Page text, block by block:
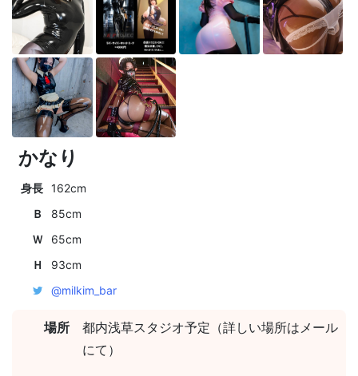
かなり
身長 162cm
Ｂ
85cm
Ｗ
65cm
Ｈ
93cm
@milkim_bar
場所
都内浅草スタジオ予定（詳しい場所はメール
にて）